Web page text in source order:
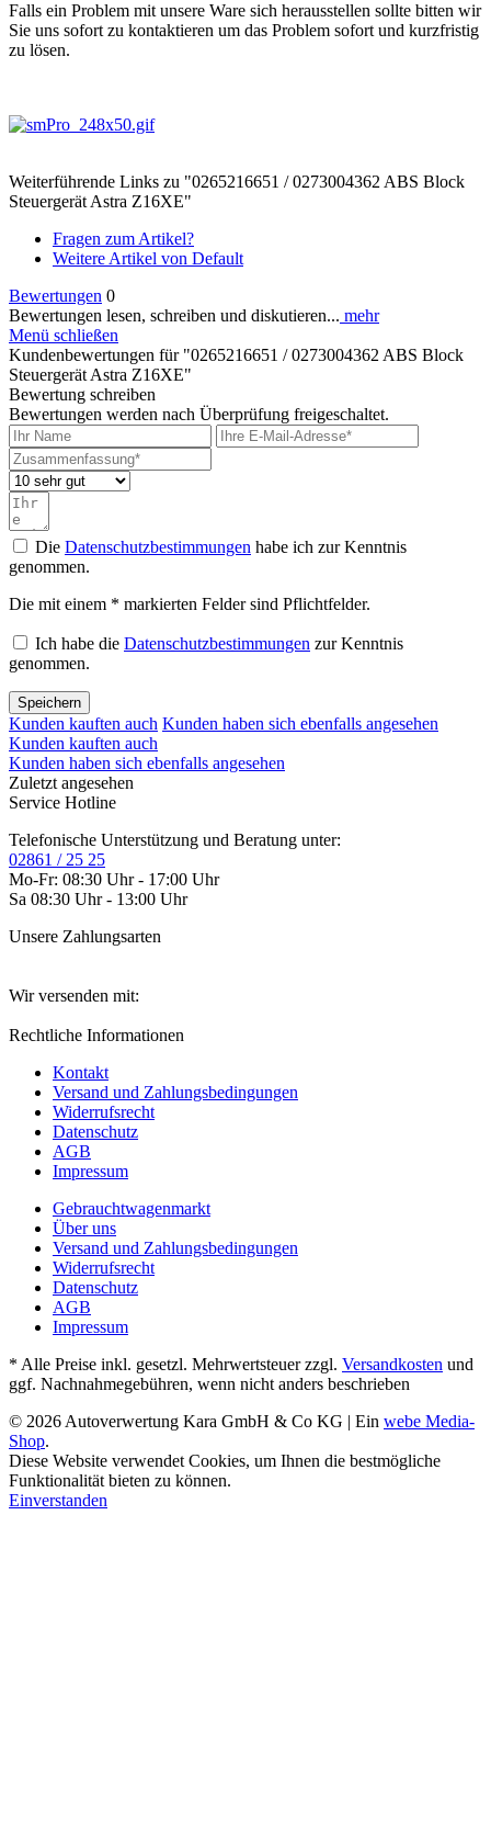
Falls ein Problem mit unsere Ware sich herausstellen sollte bitten wir
Sie uns sofort zu kontaktieren um das Problem sofort und kurzfristig
zu lösen.
Weiterführende Links zu "0265216651 / 0273004362 ABS Block
Steuergerät Astra Z16XE"
Fragen zum Artikel?
Weitere Artikel von Default
Bewertungen 0
Bewertungen lesen, schreiben und diskutieren... mehr
Menü schließen
Kundenbewertungen für "0265216651 / 0273004362 ABS Block
Steuergerät Astra Z16XE"
Bewertung schreiben
Bewertungen werden nach Überprüfung freigeschaltet.
Die Datenschutzbestimmungen habe ich zur Kenntnis
genommen.
Die mit einem * markierten Felder sind Pflichtfelder.
Ich habe die Datenschutzbestimmungen zur Kenntnis
genommen.
Speichern
Kunden kauften auch Kunden haben sich ebenfalls angesehen
Kunden kauften auch
Kunden haben sich ebenfalls angesehen
Zuletzt angesehen
Service Hotline
Telefonische Unterstützung und Beratung unter:
02861 / 25 25
Mo-Fr: 08:30 Uhr - 17:00 Uhr
Sa 08:30 Uhr - 13:00 Uhr
Unsere Zahlungsarten
Wir versenden mit:
Rechtliche Informationen
Kontakt
Versand und Zahlungsbedingungen
Widerrufsrecht
Datenschutz
AGB
Impressum
Gebrauchtwagenmarkt
Über uns
Versand und Zahlungsbedingungen
Widerrufsrecht
Datenschutz
AGB
Impressum
* Alle Preise inkl. gesetzl. Mehrwertsteuer zzgl. Versandkosten und
ggf. Nachnahmegebühren, wenn nicht anders beschrieben
© 2026 Autoverwertung Kara GmbH & Co KG | Ein webe Media-
Shop.
Diese Website verwendet Cookies, um Ihnen die bestmögliche
Funktionalität bieten zu können.
Einverstanden